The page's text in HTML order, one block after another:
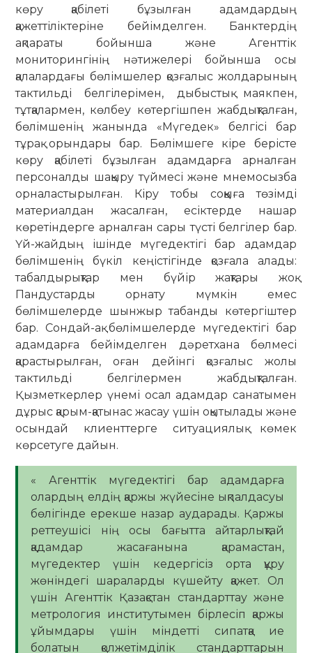
көру қабілеті бұзылған адамдардың
қажеттіліктеріне бейімделген. Банктердің
ақпараты бойынша және Агенттік
мониторингінің нәтижелері бойынша осы
қалалардағы бөлімшелер қозғалыс жолдарының
тактильді белгілерімен, дыбыстық маякпен,
тұтқалармен, көлбеу көтергішпен жабдықталған,
бөлімшенің жанында «Мүгедек» белгісі бар
тұрақ орындары бар. Бөлімшеге кіре берісте
көру қабілеті бұзылған адамдарға арналған
персоналды шақыру түймесі және мнемосызба
орналастырылған. Кіру тобы соққыға төзімді
материалдан жасалған, есіктерде нашар
көретіндерге арналған сары түсті белгілер бар.
Үй-жайдың ішінде мүгедектігі бар адамдар
бөлімшенің бүкіл кеңістігінде қозғала алады:
табалдырықтар мен бүйір жақтары жоқ.
Пандустарды орнату мүмкін емес
бөлімшелерде шынжыр табанды көтергіштер
бар. Сондай-ақ бөлімшелерде мүгедектігі бар
адамдарға бейімделген дәретхана бөлмесі
қарастырылған, оған дейінгі қозғалыс жолы
тактильді белгілермен жабдықталған.
Қызметкерлер үнемі осал адамдар санатымен
дұрыс қарым-қатынас жасау үшін оқытылады және
осындай клиенттерге ситуациялық көмек
көрсетуге дайын.
« Агенттік мүгедектігі бар адамдарға
олардың елдің қаржы жүйесіне ықпалдасуы
бөлігінде ерекше назар аударады. Қаржы
реттеушісі нің осы бағытта айтарлықтай
қадамдар жасағанына қарамастан,
мүгедектер үшін кедергісіз орта құру
жөніндегі шараларды күшейту қажет. Ол
үшін Агенттік Қазақстан стандарттау және
метрология институтымен бірлесіп қаржы
ұйымдары үшін міндетті сипатқа ие
болатын қолжетімділік стандарттарын